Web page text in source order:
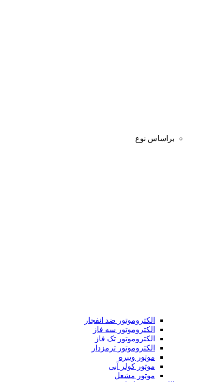
براساس نوع
الکتروموتور ضد انفجار
الکتروموتور سه فاز
الکتروموتور تک فاز
الکتروموتور ترمزدار
موتور ویبره
موتور کولر آبی
موتور مشعل